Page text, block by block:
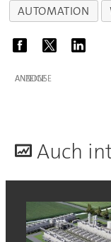
AUTOMATION
ANZEIGE
Auch